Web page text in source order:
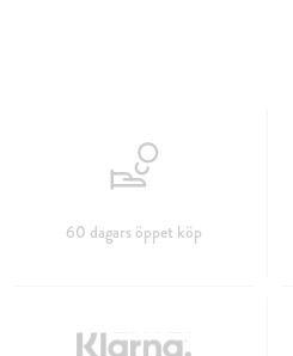
60 dagars öppet köp